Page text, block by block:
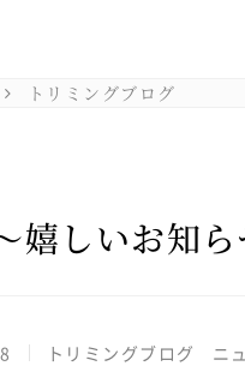
トリミングブログ
嬉しいお知
トリミングブログ ニ